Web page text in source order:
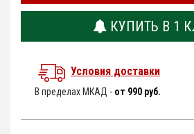
КУПИТЬ В 1
Условия доставки
В пределах МКАД - от 990 руб.